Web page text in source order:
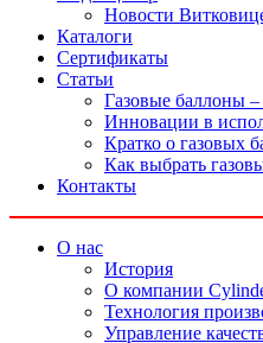
Новости
Каталоги
Сертификаты
Статьи
Газовые баллоны
Инновации в
Кратко о газовых
Как выбрать
Контакты
О нас
История
О компании
Технология
Управление